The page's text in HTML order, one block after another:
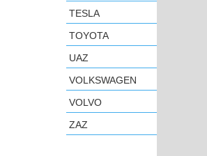
TESLA
TOYOTA
UAZ
VOLKSWAGEN
VOLVO
ZAZ